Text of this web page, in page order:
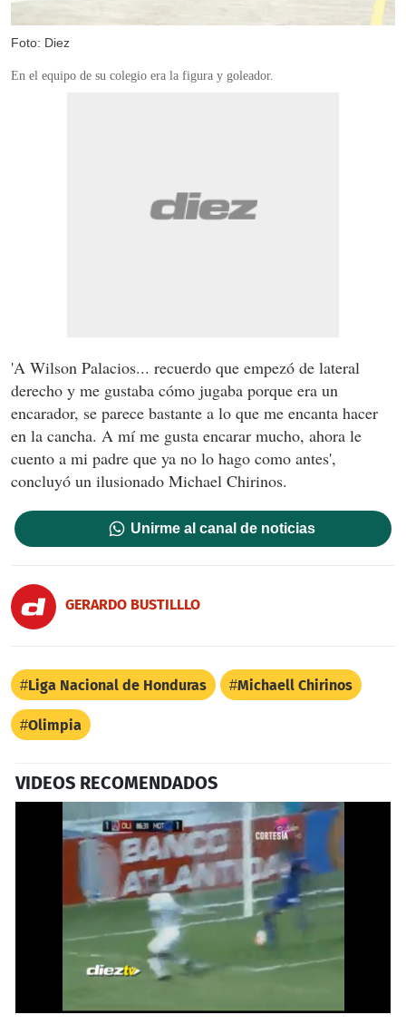
Foto: Diez
En el equipo de su colegio era la figura y goleador.
'A Wilson Palacios... recuerdo que empezó de lateral
derecho y me gustaba cómo jugaba porque era un
encarador, se parece bastante a lo que me encanta hacer
en la cancha. A mí me gusta encarar mucho, ahora le
cuento a mi padre que ya no lo hago como antes',
concluyó un ilusionado Michael Chirinos.
Unirme al canal de noticias
GERARDO BUSTILLLO
Liga Nacional de Honduras Michaell Chirinos
Olimpia
VIDEOS RECOMENDADOS
Próximo